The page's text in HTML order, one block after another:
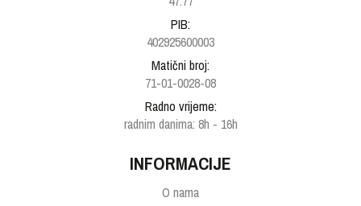
PIB:
402925600003
Matični broj:
71-01-0028-08
Radno vrijeme:
radnim danima: 8h - 16h
INFORMACIJE
O nama